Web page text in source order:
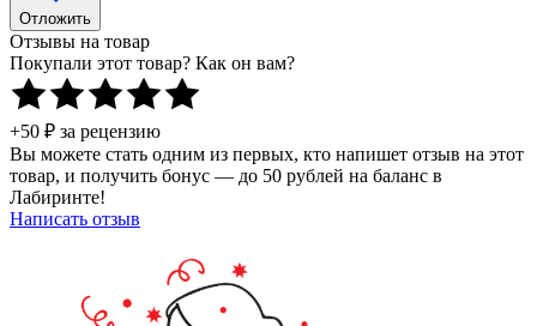
Отложить
Отзывы на товар
Покупали этот товар? Как он вам?
+50 ₽ за рецензию
Вы можете стать одним из первых, кто напишет отзыв на этот
товар, и получить бонус — до 50 рублей на баланс в
Лабиринте!
Написать отзыв